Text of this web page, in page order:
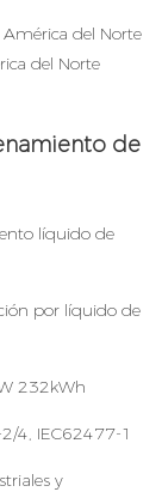
de
líquido de
por líquido de
232kWh
4, IEC62477-1
y